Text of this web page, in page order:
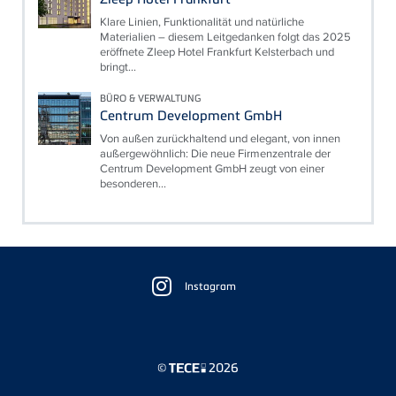
Klare Linien, Funktionalität und natürliche
Materialien – diesem Leitgedanken folgt das 2025
eröffnete Zleep Hotel Frankfurt Kelsterbach und
bringt...
BÜRO & VERWALTUNG
Centrum Development GmbH
Von außen zurückhaltend und elegant, von innen
außergewöhnlich: Die neue Firmenzentrale der
Centrum Development GmbH zeugt von einer
besonderen...
Instagram
© 2026